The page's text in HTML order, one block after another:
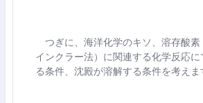
つぎに、海洋化学のキソ、溶存酸素
インクラー法）に関連する化学反応に
る条件、沈殿が溶解する条件を考えま